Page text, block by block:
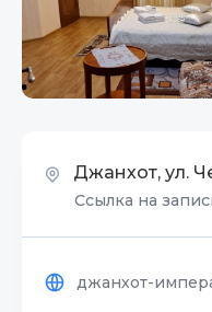
Джанхот, ул.
Ссылка на
джанхот-